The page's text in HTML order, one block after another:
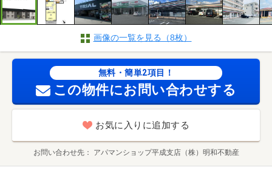
画像の一覧を見る（8枚）
無料・簡単2項目！
この物件にお問い合わせする
お気に入りに追加する
お問い合わせ先 アパマンショップ平成支店（株）明和不動産